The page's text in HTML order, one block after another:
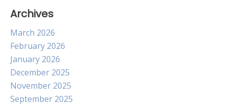
Archives
March 2026
February 2026
January 2026
December 2025
November 2025
September 2025